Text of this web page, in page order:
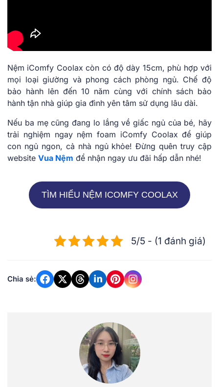
Nệm iComfy Coolax còn có độ dày 15cm, phù hợp với
mọi loại giường và phong cách phòng ngủ. Chế độ
bảo hành lên đến 10 năm cùng với chính sách bảo
hành tận nhà giúp gia đình yên tâm sử dụng lâu dài.
Nếu ba mẹ cũng đang lo lắng về giấc ngủ của bé, hãy
trải nghiệm ngay nệm foam iComfy Coolax để giúp
con ngủ ngon, cả nhà ngủ khỏe! Đừng quên truy cập
website Vua Nệm để nhận ngay ưu đãi hấp dẫn nhé!
TÌM HIỂU NỆM ICOMFY COOLAX
5/5 - (1 đánh giá)
Chia sẻ: